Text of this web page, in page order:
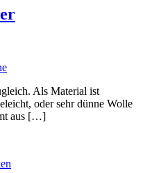
Als Material ist
oder sehr dünne Wolle
aus […]